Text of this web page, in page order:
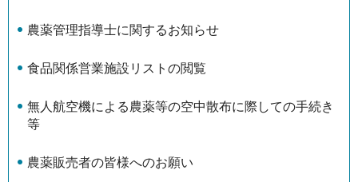
農薬管理指導士に関するお知らせ
食品関係営業施設リストの閲覧
無人航空機による農薬等の空中散布に際しての手続き
等
農薬販売者の皆様へのお願い